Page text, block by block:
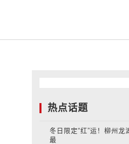
热点话题
冬日限定“红”运！柳州龙
最